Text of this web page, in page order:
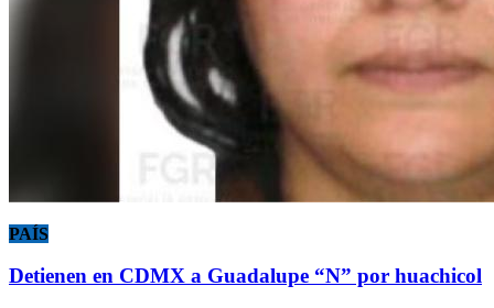
PAÍS
Detienen en CDMX a Guadalupe “N” por huachicol